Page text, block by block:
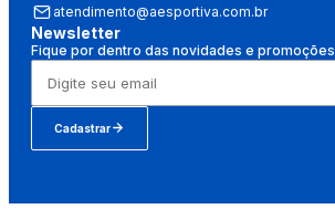
atendimento@aesportiva.com.br
Newsletter
Fique por dentro das novidades e promoções
Cadastrar